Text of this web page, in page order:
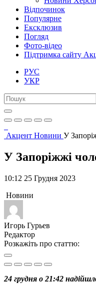
Відпочинок
Популярне
Ексклюзив
Погляд
Фото-відео
Підтримка сайту
РУС
УКР
Акцент Новини У
У Запоріжжі
10:12 25 Грудня 2023
Новини
Игорь Гурьев
Редактор
Розкажіть про статтю:
24 грудня о 21:42